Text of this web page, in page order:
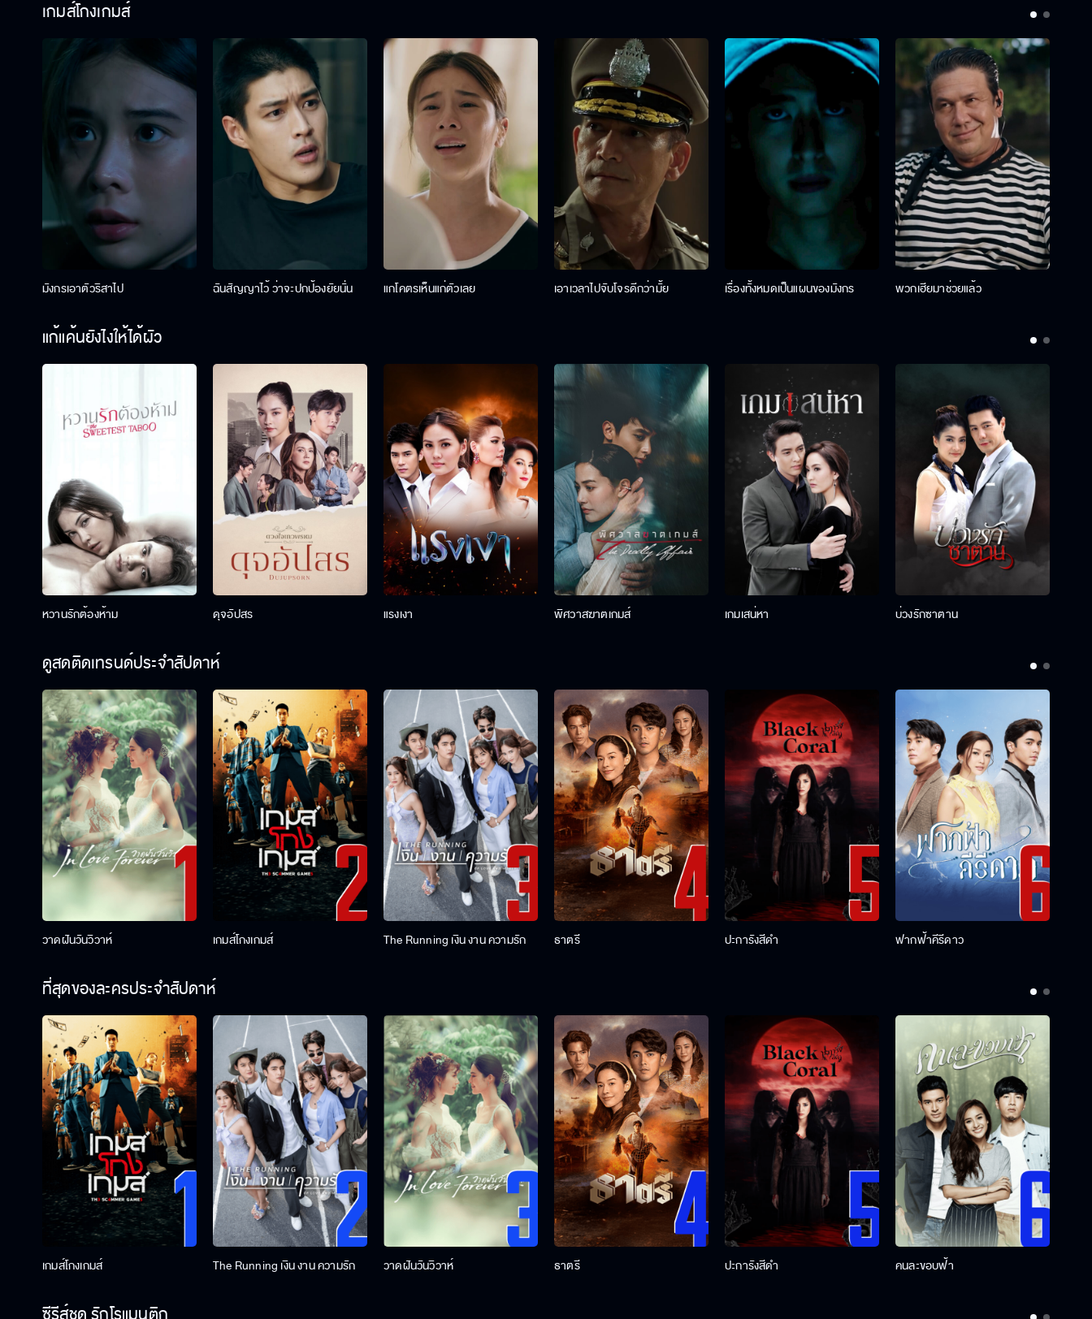
เกมส์โกงเกมส์
มังกรเอาตัวริสาไป ฉันสัญญาไว้ ว่าจะปกป้องยัยนั่น แกโคตรเห็นแก่ตัวเลย เอาเวลาไปจับโจรดีกว่ามั้ย เรื่องทั้งหมดเป็นแผนของมังกร พวกเฮียมาช่วยแล้ว
แก้แค้นยังไงให้ได้ผัว
หวานรักต้องห้าม ดุจอัปสร แรงเงา พิศวาสฆาตเกมส์ เกมเสน่หา บ่วงรักซาตาน
ดูสดติดเทรนด์ประจำสัปดาห์
วาดฝันวันวิวาห์ เกมส์โกงเกมส์ The Running เงิน งาน ความรัก ธาตรี ปะการังสีดำ ฟากฟ้าคีรีดาว
ที่สุดของละครประจำสัปดาห์
เกมส์โกงเกมส์ The Running เงิน งาน ความรัก วาดฝันวันวิวาห์ ธาตรี ปะการังสีดำ คนละขอบฟ้า